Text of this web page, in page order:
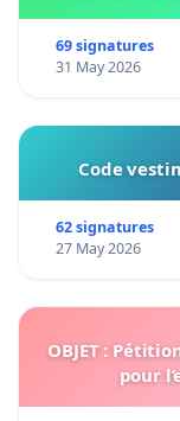
69 signatures
31 May 2026
Code
62 signatures
27 May 2026
OBJET :
pour